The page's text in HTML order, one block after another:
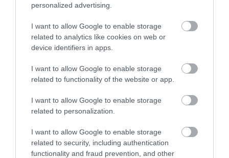
personalized advertising.
I want to allow Google to enable storage
related to analytics like cookies on web or
device identifiers in apps.
I want to allow Google to enable storage
related to functionality of the website or app.
I want to allow Google to enable storage
related to personalization.
I want to allow Google to enable storage
related to security, including authentication
functionality and fraud prevention, and other
05.08.2026
Νέο κύμα ανατιμήσεων στο ελαιόλαδο;
Καύσωνας, ξηρασία και πυρκαγιές απειλούν
την παραγωγή στην Ευρώπη